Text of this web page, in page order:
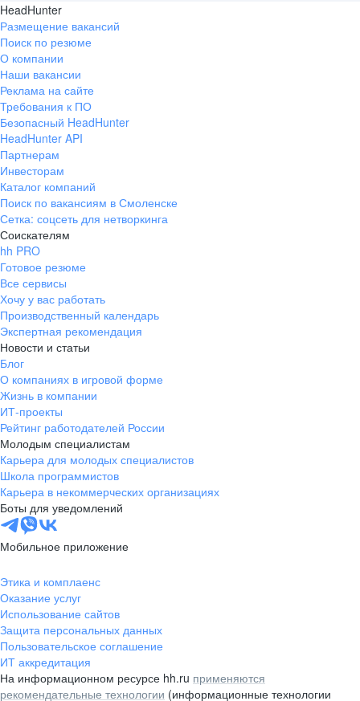
HeadHunter
Размещение вакансий
Поиск по резюме
О компании
Наши вакансии
Реклама на сайте
Требования к ПО
Безопасный HeadHunter
HeadHunter API
Партнерам
Инвесторам
Каталог компаний
Поиск по вакансиям в Смоленске
Сетка: соцсеть для нетворкинга
Соискателям
hh PRO
Готовое резюме
Все сервисы
Хочу у вас работать
Производственный календарь
Экспертная рекомендация
Новости и статьи
Блог
О компаниях в игровой форме
Жизнь в компании
ИТ-проекты
Рейтинг работодателей России
Молодым специалистам
Карьера для молодых специалистов
Школа программистов
Карьера в некоммерческих организациях
Боты для уведомлений
Мобильное приложение
Этика и комплаенс
Оказание услуг
Использование сайтов
Защита персональных данных
Пользовательское соглашение
ИТ аккредитация
На информационном ресурсе hh.ru применяются
рекомендательные технологии (информационные технологии